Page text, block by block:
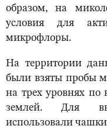
образом, на
условия для
микрофлоры.
На территории
были взяты пробы
на трех уровнях по
землей. Для
использовали чашки